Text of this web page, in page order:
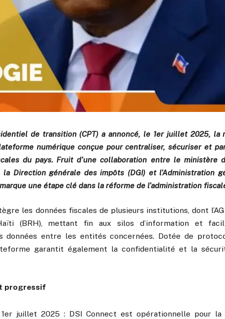
de transition (CPT) a annoncé, le 1er juillet 2025, la
numérique conçue pour centraliser, sécuriser et
du pays. Fruit d’une collaboration entre le ministère
la Direction générale des impôts (DGI) et l’Administration
une étape clé dans la réforme de l’administration
les données fiscales de plusieurs institutions, dont
(BRH), mettant fin aux silos d’information et
données entre les entités concernées. Dotée de
garantit également la confidentialité et la
progressif
1er juillet 2025 : DSI Connect est opérationnelle pour